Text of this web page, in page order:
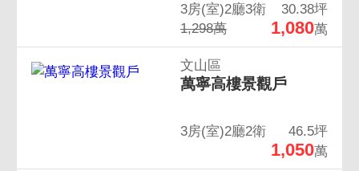
3房(室)2廳3衛
30.38坪
1,298萬
1,080萬
文山區
萬寧高樓景觀戶
3房(室)2廳2衛 46.5坪
1,050萬